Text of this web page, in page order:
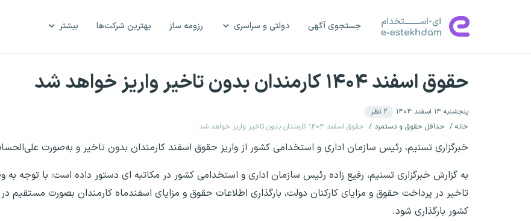
جستجوی آگهی دولتی و سراسری رزومه ساز بهترین شرکت‌ها بیشتر
حقوق اسفند ۱۴۰۴ کارمندان بدون تاخیر واریز خواهد شد
پنجشنبه ۱۴ اسفند ۱۴۰۴ ۲ نظر
خانه
حداقل حقوق و دستمزد حقوق اسفند ۱۴۰۴ کارمندان بدون تاخیر واریز خواهد شد
خبرگزاری تسنیم، رئیس سازمان اداری و استخدامی کشور از واریز حقوق اسفند کارمندان بدون تاخیر و به‌صورت
به گزارش خبرگزاری تسنیم، رفیع زاده رئیس سازمان اداری و استخدامی کشور در مکاتبه ای دستور داده است: با توجه
تاخیر در پرداخت حقوق و مزایای کارکنان دولت، بارگذاری اطلاعات حقوق و مزایای اسفندماه کارمندان بصورت مستقیم
کشور بارگذاری شود.